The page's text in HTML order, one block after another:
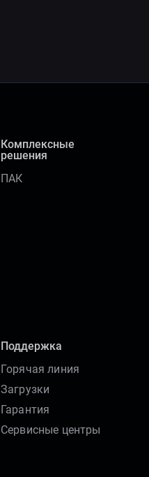
Комплексные
решения
ПАК
Поддержка
Горячая линия
Загрузки
Гарантия
Сервисные центры